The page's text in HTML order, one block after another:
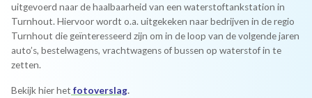
uitgevoerd naar de haalbaarheid van een waterstoftankstation in
Turnhout. Hiervoor wordt o.a. uitgekeken naar bedrijven in de regio
Turnhout die geïnteresseerd zijn om in de loop van de volgende jaren
auto’s, bestelwagens, vrachtwagens of bussen op waterstof in te
zetten.
Bekijk hier het fotoverslag.